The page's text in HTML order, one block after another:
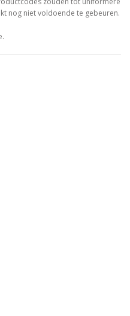
nog niet voldoende te gebeuren.